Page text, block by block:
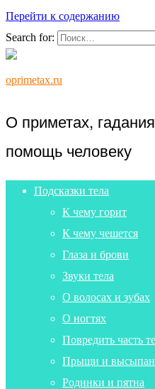
Перейти к содержанию
Search for:
oprimetax.ru
О приметах,
помощь человеку
Подсказки тела
К чему горит
К чему чешется
Глаза и брови
Звуки тела
О волосах и зубах
О ногтях
Повредить часть
Прыщи и
Родинки и пятна